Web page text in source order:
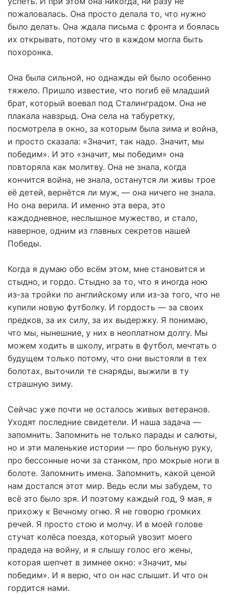
пожаловалась. Она просто делала то, что нужно
было делать. Она ждала письма с фронта и боялась
их открывать, потому что в каждом могла быть
похоронка.
Она была сильной, но однажды ей было особенно
тяжело. Пришло известие, что погиб её младший
брат, который воевал под Сталинградом. Она не
плакала навзрыд. Она села на табуретку,
посмотрела в окно, за которым была зима и война,
и просто сказала: «Значит, так надо. Значит, мы
победим». И это «значит, мы победим» она
повторяла как молитву. Она не знала, когда
кончится война, не знала, останутся ли живы трое
её детей, вернётся ли муж, — она ничего не знала.
Но она верила. И именно эта вера, это
каждодневное, неслышное мужество, и стало,
наверное, одним из главных секретов нашей
Победы.
Когда я думаю обо всём этом, мне становится и
стыдно, и гордо. Стыдно за то, что я иногда ною
из-за тройки по английскому или из-за того, что не
купили новую футболку. И гордость — за своих
предков, за их силу, за их выдержку. Я понимаю,
что мы, нынешние, у них в неоплатном долгу. Мы
можем ходить в школу, играть в футбол, мечтать о
будущем только потому, что они выстояли в тех
болотах, выточили те снаряды, выжили в ту
страшную зиму.
Сейчас уже почти не осталось живых ветеранов.
Уходят последние свидетели. И наша задача —
запомнить. Запомнить не только парады и салюты,
но и эти маленькие истории — про больную руку,
про бессонные ночи за станком, про мокрые ноги в
болоте. Запомнить имена. Запомнить, какой ценой
нам достался этот мир. Ведь если мы забудем, то
всё это было зря. И поэтому каждый год, 9 мая, я
прихожу к Вечному огню. Я не говорю громких
речей. Я просто стою и молчу. И в моей голове
стучат колёса поезда, который увозит моего
прадеда на войну, и я слышу голос его жены,
которая шепчет в зимнее окно: «Значит, мы
победим». И я верю, что он нас слышит. И что он
гордится нами.